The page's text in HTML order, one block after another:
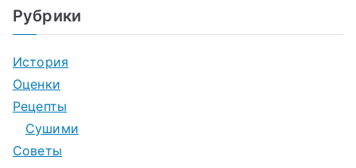
Рубрики
История
Оценки
Рецепты
Сушими
Советы